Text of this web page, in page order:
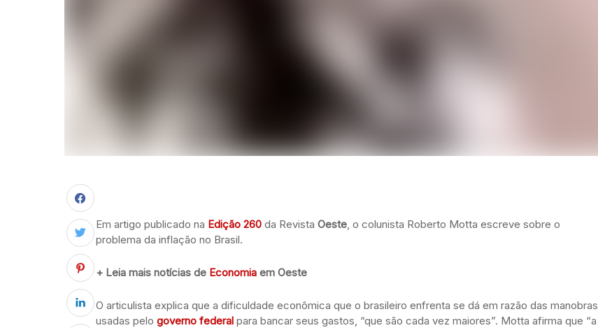
Em artigo publicado na Edição 260 da Revista Oeste, o colunista Roberto Motta escreve sobre o
problema da inflação no Brasil.
+ Leia mais notícias de Economia em Oeste
O articulista explica que a dificuldade econômica que o brasileiro enfrenta se dá em razão das manobras
usadas pelo governo federal para bancar seus gastos, “que são cada vez maiores”. Motta afirma que “a